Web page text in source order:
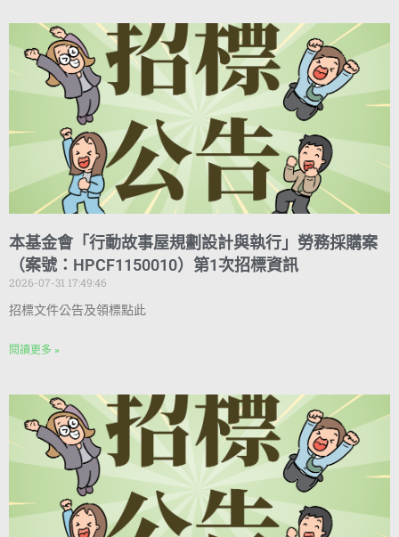
本基金會「行動故事屋規劃設計與執行」勞務採購案
（案號：HPCF1150010）第1次招標資訊
2026-07-31 17:49:46
招標文件公告及領標點此
閱讀更多 »